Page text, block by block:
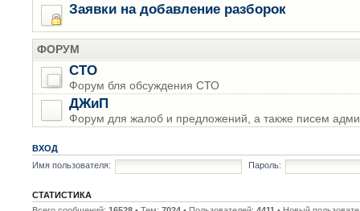
Заявки на добавление разборок
ФОРУМ
СТО
Форум бля обсуждения СТО
ДЖиП
Форум для жалоб и предложений, а также писем
ВХОД
Имя пользователя:
Пароль:
СТАТИСТИКА